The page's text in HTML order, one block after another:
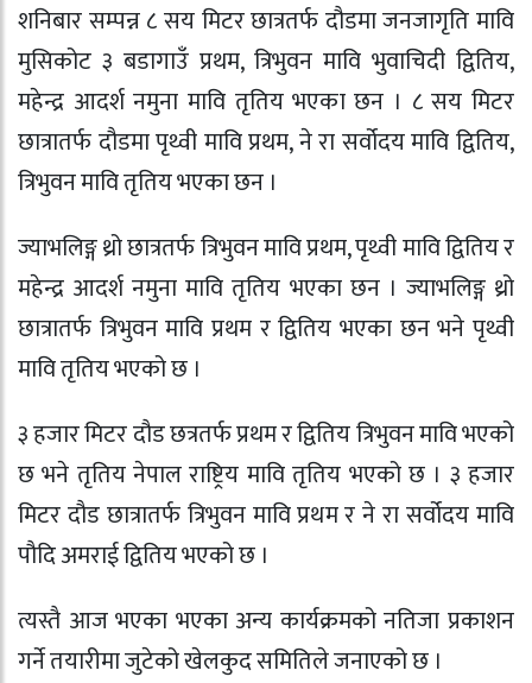
शनिबार सम्पन्न ८ सय मिटर छात्रतर्फ दौडमा जनजागृति मावि
मुसिकोट ३ बडागाउँ प्रथम, त्रिभुवन मावि भुवाचिदी द्वितिय,
महेन्द्र आदर्श नमुना मावि तृतिय भएका छन । ८ सय मिटर
छात्रातर्फ दौडमा पृथ्वी मावि प्रथम, ने रा सर्वोदय मावि द्वितिय,
त्रिभुवन मावि तृतिय भएका छन ।
ज्याभलिङ्ग थ्रो छात्रतर्फ त्रिभुवन मावि प्रथम, पृथ्वी मावि द्वितिय र
महेन्द्र आदर्श नमुना मावि तृतिय भएका छन । ज्याभलिङ्ग थ्रो
छात्रातर्फ त्रिभुवन मावि प्रथम र द्वितिय भएका छन भने पृथ्वी
मावि तृतिय भएको छ ।
३ हजार मिटर दौड छत्रतर्फ प्रथम र द्वितिय त्रिभुवन मावि भएको
छ भने तृतिय नेपाल राष्ट्रिय मावि तृतिय भएको छ । ३ हजार
मिटर दौड छात्रातर्फ त्रिभुवन मावि प्रथम र ने रा सर्वोदय मावि
पौदि अमराई द्वितिय भएको छ ।
त्यस्तै आज भएका भएका अन्य कार्यक्रमको नतिजा प्रकाशन
गर्ने तयारीमा जुटेको खेलकुद समितिले जनाएको छ ।